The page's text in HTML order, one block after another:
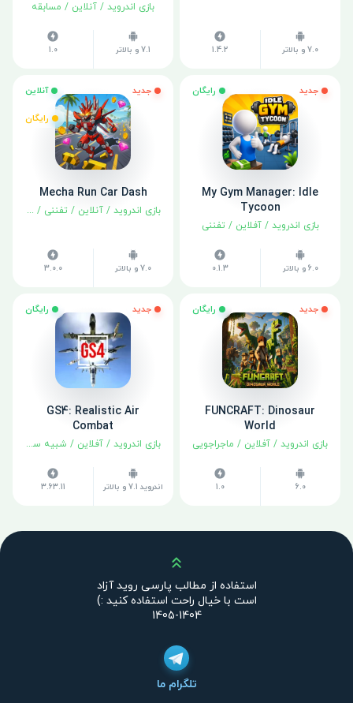
7.0 و بالاتر 1.4.2
بازی اندروید / آنلاین / مسابقه
7.1 و بالاتر 1.0
جدید رایگان
My Gym Manager: Idle
Tycoon
بازی اندروید /آفلاین /تفننی
6.0 و بالاتر 0.1.3
جدید آنلاین
رایگان
Mecha Run Car Dash
بازی اندروید / آنلاین / تفننی / مسابقه
7.0 و بالاتر 3.0.0
جدید رایگان
FUNCRAFT: Dinosaur
World
بازی اندروید / آفلاین / ماجراجویی
6.0
1.0
جدید رایگان
GS4: Realistic Air
Combat
بازی اندروید / آفلاین / شبیه سازی
اندروید 7.1 و بالاتر 3.63.11
بالا
استفاده از مطالب پارسی روید آزاد
است با خیال راحت استفاده کنید :)
1404-1405
تلگرام ما